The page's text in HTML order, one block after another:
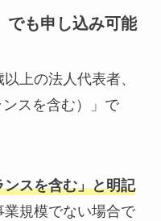
でも申し込み可能
上の法人代表者、
スを含む）」で
スを含む」と明記
規模でない場合で